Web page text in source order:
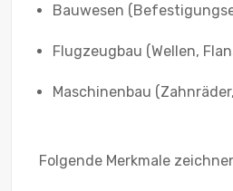
Bauwesen
Flugzeugbau (Wellen,
Maschinenbau
Folgende Merkmale